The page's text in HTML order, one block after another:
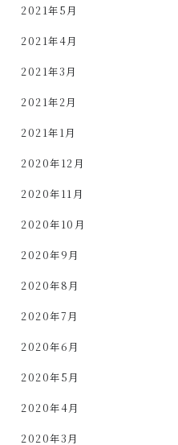
2021年5月
2021年4月
2021年3月
2021年2月
2021年1月
2020年12月
2020年11月
2020年10月
2020年9月
2020年8月
2020年7月
2020年6月
2020年5月
2020年4月
2020年3月